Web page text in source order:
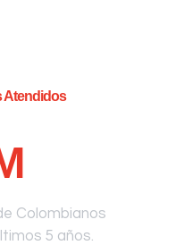
Atendidos
Colombianos
5 años.